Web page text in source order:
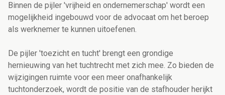
Binnen de pijler 'vrijheid en ondernemerschap' wordt een
mogelijkheid ingebouwd voor de advocaat om het beroep
als werknemer te kunnen uitoefenen.
De pijler 'toezicht en tucht' brengt een grondige
hernieuwing van het tuchtrecht met zich mee. Zo bieden de
wijzigingen ruimte voor een meer onafhankelijk
tuchtonderzoek, wordt de positie van de stafhouder herijkt